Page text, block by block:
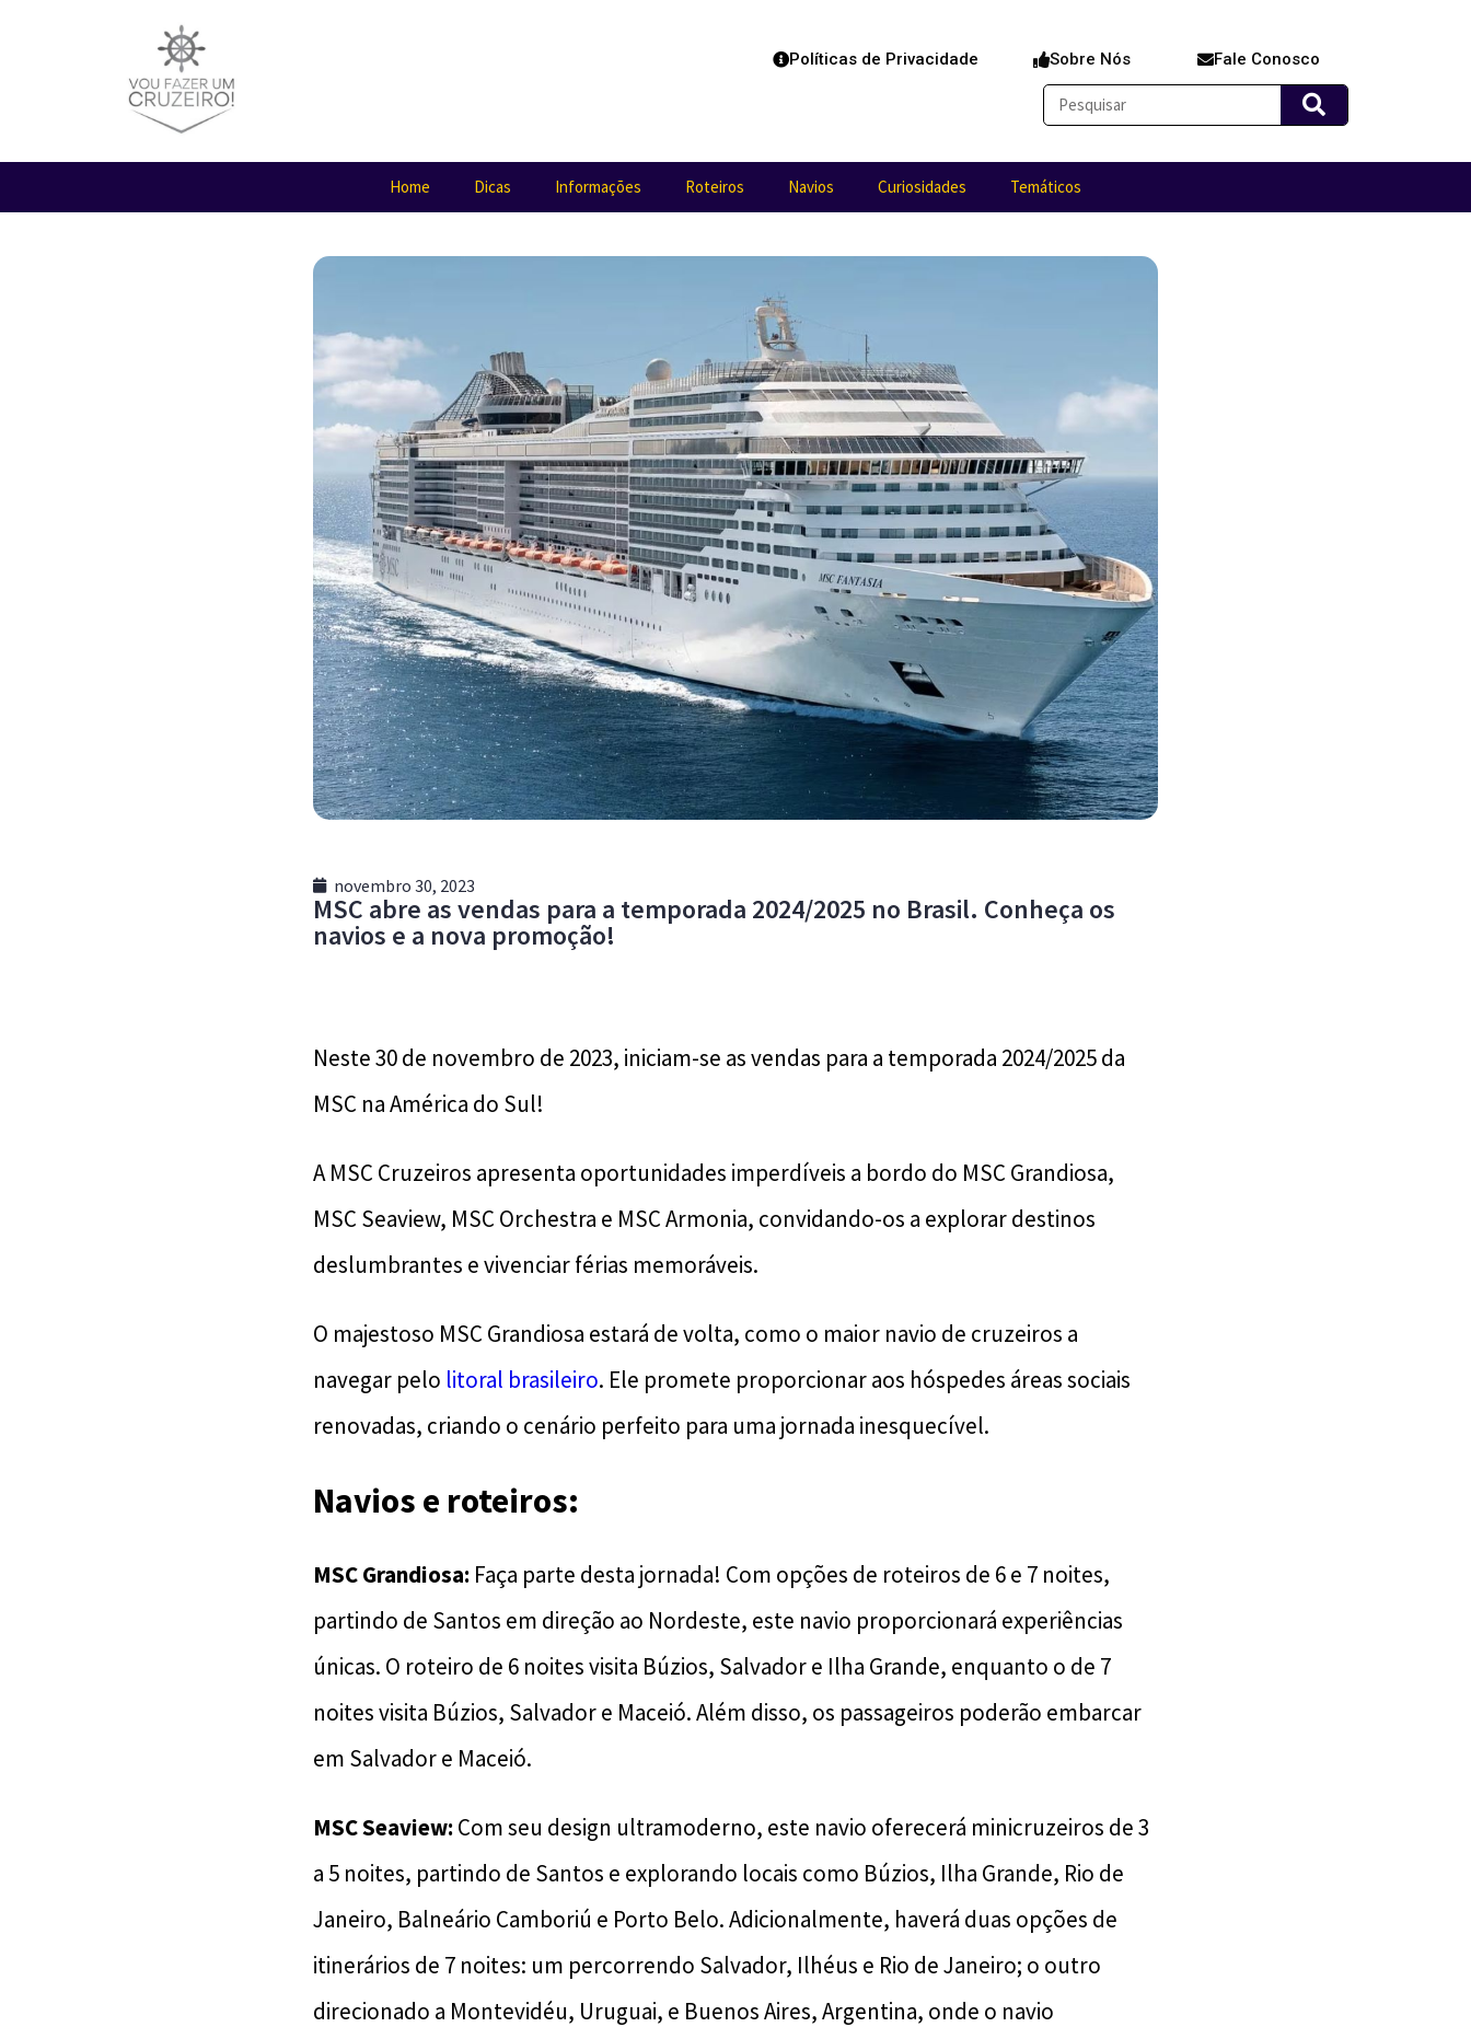
Políticas de Privacidade Sobre Nós Fale Conosco
Home Dicas Informações Roteiros Navios Curiosidades Temáticos
novembro 30, 2023
MSC abre as vendas para a temporada 2024/2025 no Brasil. Conheça os
navios e a nova promoção!
Neste 30 de novembro de 2023, iniciam-se as vendas para a temporada 2024/2025 da
MSC na América do Sul!
A MSC Cruzeiros apresenta oportunidades imperdíveis a bordo do MSC Grandiosa,
MSC Seaview, MSC Orchestra e MSC Armonia, convidando-os a explorar destinos
deslumbrantes e vivenciar férias memoráveis.
O majestoso MSC Grandiosa estará de volta, como o maior navio de cruzeiros a
navegar pelo litoral brasileiro. Ele promete proporcionar aos hóspedes áreas sociais
renovadas, criando o cenário perfeito para uma jornada inesquecível.
Navios e roteiros:
MSC Grandiosa: Faça parte desta jornada! Com opções de roteiros de 6 e 7 noites,
partindo de Santos em direção ao Nordeste, este navio proporcionará experiências
únicas. O roteiro de 6 noites visita Búzios, Salvador e Ilha Grande, enquanto o de 7
noites visita Búzios, Salvador e Maceió. Além disso, os passageiros poderão embarcar
em Salvador e Maceió.
MSC Seaview: Com seu design ultramoderno, este navio oferecerá minicruzeiros de 3
a 5 noites, partindo de Santos e explorando locais como Búzios, Ilha Grande, Rio de
Janeiro, Balneário Camboriú e Porto Belo. Adicionalmente, haverá duas opções de
itinerários de 7 noites: um percorrendo Salvador, Ilhéus e Rio de Janeiro; o outro
direcionado a Montevidéu, Uruguai, e Buenos Aires, Argentina, onde o navio